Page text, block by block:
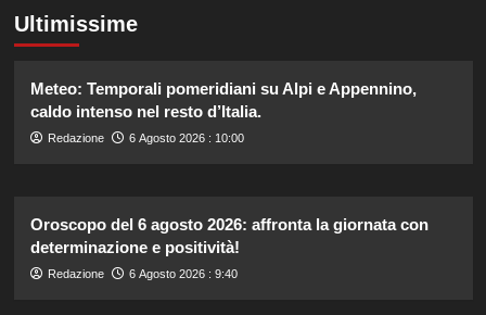
Ultimissime
Meteo: Temporali pomeridiani su Alpi e Appennino,
caldo intenso nel resto d’Italia.
Redazione 6 Agosto 2026 : 10:00
Oroscopo del 6 agosto 2026: affronta la giornata con
determinazione e positività!
Redazione 6 Agosto 2026 : 9:40